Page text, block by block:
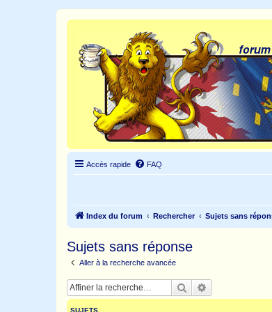
Accès rapide FAQ
Index du forum Rechercher Sujets sans
Sujets sans réponse
Aller à la recherche avancée
Rechercher
SUJETS